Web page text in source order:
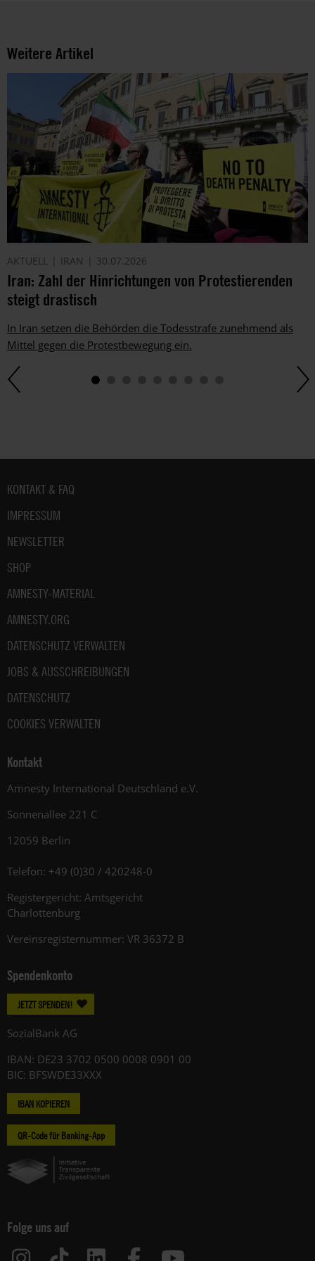
Weitere Artikel
AKTUELL IRAN 30.07.2026
Iran: Zahl der Hinrichtungen von Protestierenden
steigt drastisch
In Iran setzen die Behörden die Todesstrafe zunehmend als
Mittel gegen die Protestbewegung ein.
Fußbereich
KONTAKT & FAQ
IMPRESSUM
NEWSLETTER
SHOP
AMNESTY-MATERIAL
AMNESTY.ORG
DATENSCHUTZ VERWALTEN
JOBS & AUSSCHREIBUNGEN
DATENSCHUTZ
COOKIES VERWALTEN
Kontakt
Amnesty International Deutschland e.V.
Sonnenallee 221 C
12059 Berlin
Telefon: +49 (0)30 / 420248-0
Registergericht: Amtsgericht
Charlottenburg
Vereinsregisternummer: VR 36372 B
Spendenkonto
JETZT SPENDEN!
SozialBank AG
IBAN: DE23 3702 0500 0008 0901 00
BIC: BFSWDE33XXX
IBAN KOPIEREN
QR-Code für Banking-App
Folge uns auf